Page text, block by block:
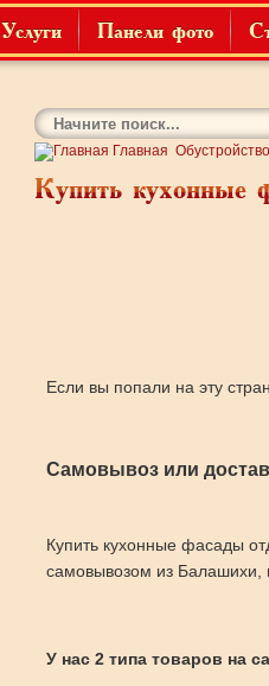
Услуги Панели фото
Главная
Купить кухонные
Если вы попали на эту
Самовывоз или
Купить кухонные фасады
самовывозом из Балашихи,
У нас 2 типа товаров на